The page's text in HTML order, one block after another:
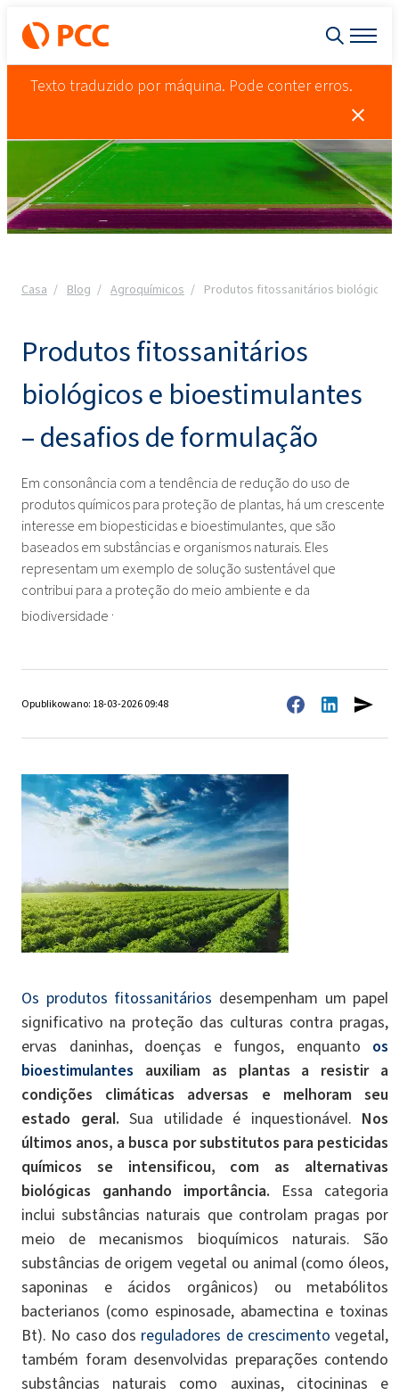
Texto traduzido por máquina. Pode conter erros.
Casa Blog Agroquímicos Produtos fitossanitários biológicos
Produtos fitossanitários
biológicos e bioestimulantes
– desafios de formulação
Em consonância com a tendência de redução do uso de
produtos químicos para proteção de plantas, há um crescente
interesse em biopesticidas e bioestimulantes, que são
baseados em substâncias e organismos naturais. Eles
representam um exemplo de solução sustentável que
contribui para a proteção do meio ambiente e da
biodiversidade .
Opublikowano: 18-03-2026 09:48
Os produtos fitossanitários desempenham um papel
significativo na proteção das culturas contra pragas,
ervas daninhas, doenças e fungos, enquanto os
bioestimulantes auxiliam as plantas a resistir a
condições climáticas adversas e melhoram seu
estado geral. Sua utilidade é inquestionável. Nos
últimos anos, a busca por substitutos para pesticidas
químicos se intensificou, com as alternativas
biológicas ganhando importância. Essa categoria
inclui substâncias naturais que controlam pragas por
meio de mecanismos bioquímicos naturais. São
substâncias de origem vegetal ou animal (como óleos,
saponinas e ácidos orgânicos) ou metabólitos
bacterianos (como espinosade, abamectina e toxinas
Bt). No caso dos reguladores de crescimento vegetal,
também foram desenvolvidas preparações contendo
substâncias naturais como auxinas, citocininas e